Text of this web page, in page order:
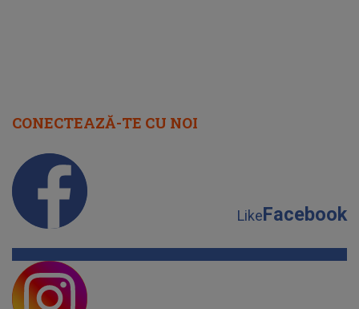
CONECTEAZĂ-TE CU NOI
LikeFacebook